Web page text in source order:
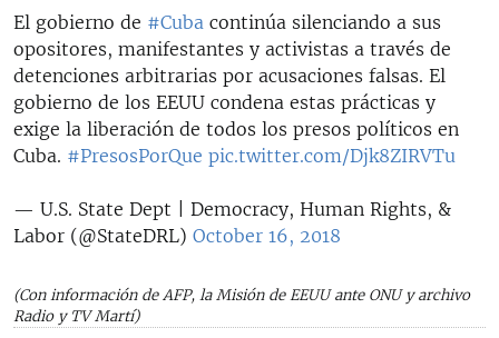
El gobierno de #Cuba continúa silenciando a sus
opositores, manifestantes y activistas a través de
detenciones arbitrarias por acusaciones falsas. El
gobierno de los EEUU condena estas prácticas y
exige la liberación de todos los presos políticos en
Cuba. #PresosPorQue pic.twitter.com/Djk8ZIRVTu
— U.S. State Dept | Democracy, Human Rights, &
Labor (@StateDRL) October 16, 2018
(Con información de AFP, la Misión de EEUU ante ONU y archivo
Radio y TV Martí)